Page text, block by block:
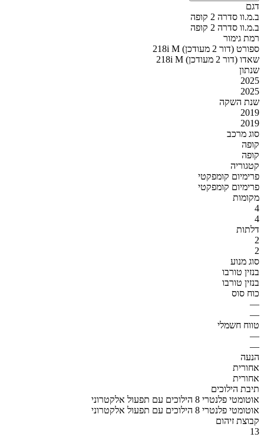
דגם
ב.מ.וו סדרה 2 קופה
ב.מ.וו סדרה 2 קופה
רמת גימור
218i M ספורט (דור 2 מעודכן)
218i M שאדו (דור 2 מעודכן)
שנתון
2025
2025
שנת השקה
2019
2019
סוג מרכב
קופה
קופה
קטגוריה
פרימיום קומפקטי
פרימיום קומפקטי
מקומות
4
4
דלתות
2
2
סוג מנוע
בנזין טורבו
בנזין טורבו
כוח סוס
—
—
טווח חשמלי
—
—
הנעה
אחורית
אחורית
תיבת הילוכים
אוטומטי פלנטרי 8 הילוכים עם תפעול אלקטרוני
אוטומטי פלנטרי 8 הילוכים עם תפעול אלקטרוני
קבוצת זיהום
13